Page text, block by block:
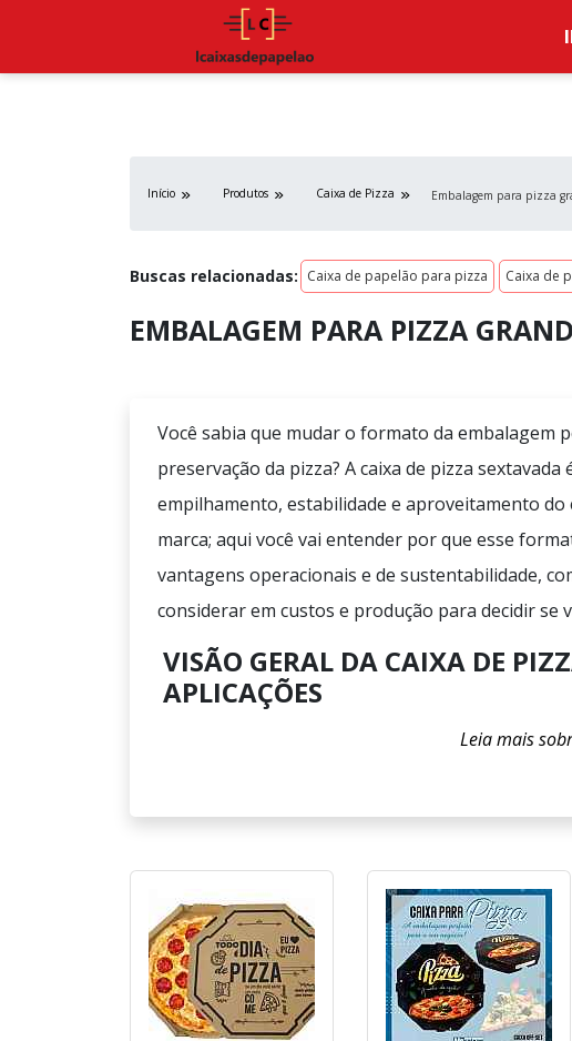
Início Produtos Caixa de Pizza Embalagem para pizza
Buscas relacionadas: Caixa de papelão para pizza Caixa de
EMBALAGEM PARA PIZZA
Você sabia que mudar o formato da embalagem
preservação da pizza? Acaixa de pizza sextavada
empilhamento, estabilidade e aproveitamento
marca; aqui você vai entender por que esse
vantagens operacionais e de sustentabilidade,
considerar em custos e produção para decidir se
VISÃO GERAL DA CAIXA DE
APLICAÇÕES